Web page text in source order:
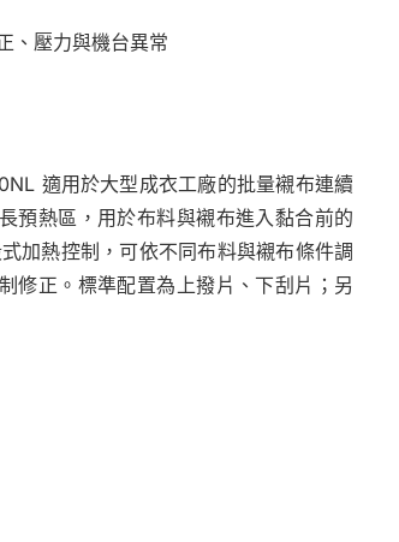
、壓力與機台異常
適用於大型成衣工廠的批量襯布連續
預熱區，用於布料與襯布進入黏合前的
加熱控制，可依不同布料與襯布條件調
修正。標準配置為上撥片、下刮片；另